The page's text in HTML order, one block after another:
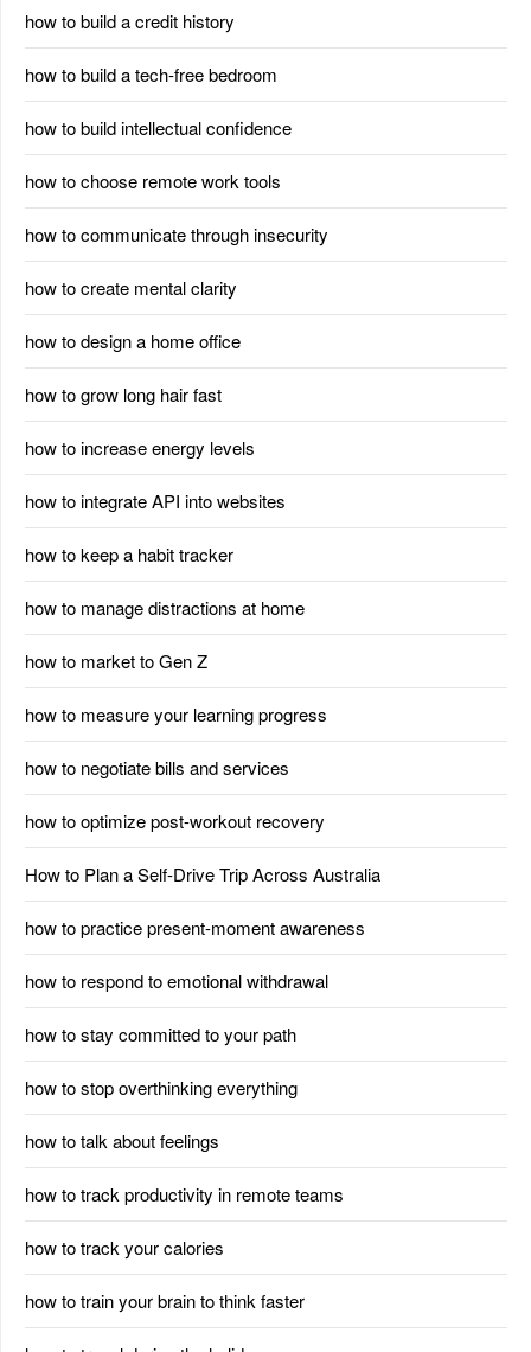
how to build a credit history
how to build a tech-free bedroom
how to build intellectual confidence
how to choose remote work tools
how to communicate through insecurity
how to create mental clarity
how to design a home office
how to grow long hair fast
how to increase energy levels
how to integrate API into websites
how to keep a habit tracker
how to manage distractions at home
how to market to Gen Z
how to measure your learning progress
how to negotiate bills and services
how to optimize post-workout recovery
How to Plan a Self-Drive Trip Across Australia
how to practice present-moment awareness
how to respond to emotional withdrawal
how to stay committed to your path
how to stop overthinking everything
how to talk about feelings
how to track productivity in remote teams
how to track your calories
how to train your brain to think faster